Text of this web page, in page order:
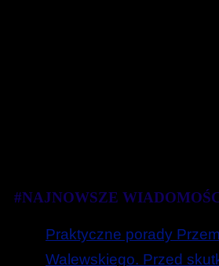
#NAJNOWSZE
Praktyczne porady
Walewskiego. Przed